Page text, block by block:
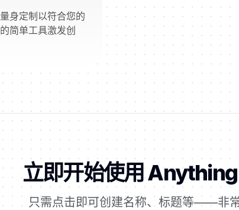
身定制以符合您的
简单工具激发创
立即开始使用
只需点击即可创建名称、标题等——非